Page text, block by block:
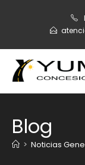
Blog
> Noticias